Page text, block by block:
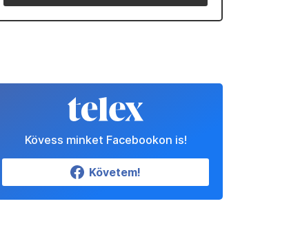
Kövess minket Facebookon is!
Követem!